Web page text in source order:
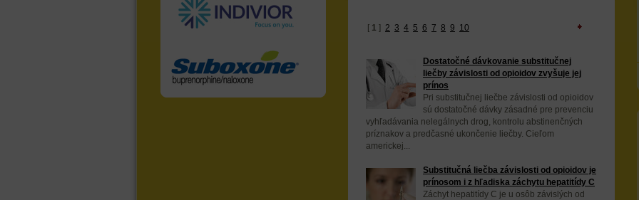
[ 1 ] 2 3 4 5 6 7 8 9 10
Dostatočné dávkovanie substitučnej
liečby závislosti od opioidov zvyšuje jej
prínos
Pri substitučnej liečbe závislosti od opioidov
sú dostatočné dávky zásadné pre prevenciu
vyhľadávania nelegálnych drog, kontrolu abstinenčných
príznakov a predčasné ukončenie liečby. Cieľom
americkej...
Substitučná liečba závislosti od opioidov je
prínosom i z hľadiska záchytu hepatitídy C
Záchyt hepatitídy C je u osôb závislých od